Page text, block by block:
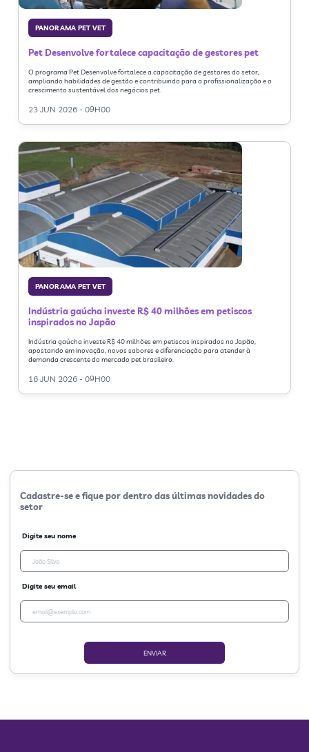
PANORAMA PET VET
Pet Desenvolve fortalece capacitação de gestores pet
O programa Pet Desenvolve fortalece a capacitação de gestores do setor,
ampliando habilidades de gestão e contribuindo para a profissionalização e o
crescimento sustentável dos negócios pet.
23 JUN 2026 - 09H00
PANORAMA PET VET
Indústria gaúcha investe R$ 40 milhões em petiscos
inspirados no Japão
Indústria gaúcha investe R$ 40 milhões em petiscos inspirados no Japão,
apostando em inovação, novos sabores e diferenciação para atender à
demanda crescente do mercado pet brasileiro.
16 JUN 2026 - 09H00
Cadastre-se e fique por dentro das últimas novidades do
setor
Digite seu nome
Digite seu email
ENVIAR